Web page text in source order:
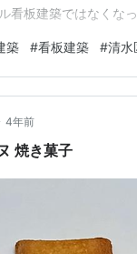
看板建築ではなくな
されている。 2018年
している様子だった
テンが閉じられたま
と、数年前に営業を
築物 ＃古い建物 静岡
築 #看板建築 #清水
4年前
焼き菓子